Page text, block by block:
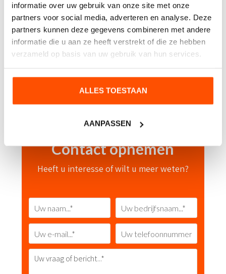
informatie over uw gebruik van onze site met onze
partners voor social media, adverteren en analyse. Deze
partners kunnen deze gegevens combineren met andere
informatie die u aan ze heeft verstrekt of die ze hebben
verzameld op basis van uw gebruik van hun services.
ALLES TOESTAAN
AANPASSEN
Etched Glass (privacyfolie)
Keuringsstickers
Pictogram stickers
Contact opnemen
Heeft u interesse of wilt u meer weten?